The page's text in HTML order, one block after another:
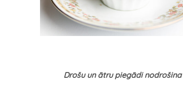
Drošu un ātru piegādi nodrošina